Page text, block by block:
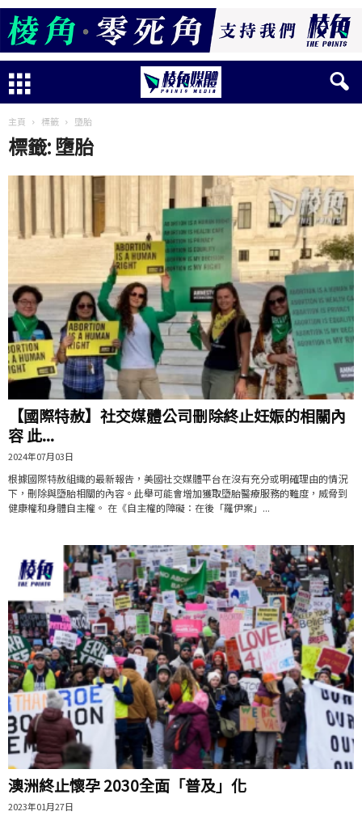
主頁 標籤 墮胎
標籤: 墮胎
【國際特赦】社交媒體公司刪除終止妊娠的相關內
容 此...
2024年07月03日
根據國際特赦組織的最新報告，美國社交媒體平台在沒有充分或明確理由的情況
下，刪除與墮胎相關的內容。此舉可能會增加獲取墮胎醫療服務的難度，威脅到
健康權和身體自主權。 在《自主權的障礙：在後「羅伊案」...
澳洲終止懷孕 2030全面「普及」化
2023年01月27日